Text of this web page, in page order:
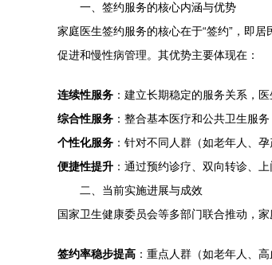
一、签约服务的核心内涵与优势
家庭医生签约服务的核心在于“签约”，即
促进和慢性病管理。其优势主要体现在：
连续性服务 ：建立长期稳定的服务关系，
综合性服务 ：整合基本医疗和公共卫生服
个性化服务 ：针对不同人群（如老年人、
便捷性提升 ：通过预约诊疗、双向转诊、
二、当前实施进展与成效
国家卫生健康委员会等多部门联合推动，
签约率稳步提高 ：重点人群（如老年人、